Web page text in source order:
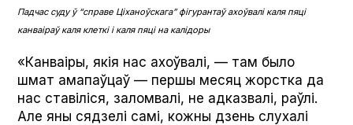
Падчас суду ў “справе Ціханоўскага” фігурантаў ахоўвалі каля пяці
канваіраў каля клеткі і каля пяці на калідоры
«Канваіры, якія нас ахоўвалі, — там было
шмат амапаўцаў — першы месяц жорстка да
нас ставіліся, заломвалі, не адказвалі, раўлі.
Але яны сядзелі самі, кожны дзень слухалі